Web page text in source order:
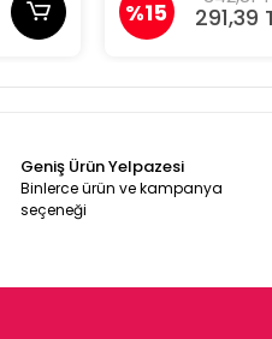
%15 291,39
Geniş Ürün Yelpazesi
Binlerce ürün ve kampanya
seçeneği